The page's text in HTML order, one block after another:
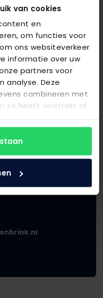
van cookies
en
om functies voor
ons websiteverkeer
informatie over uw
partners voor
analyse. Deze
combineren met
ze heeft verstrekt of
en daarom bieden wij
zijn aanpasbaar aan
moedigen we
en matrassen in
beste bij jou past.
staan achter de
Daarom bieden wij
gemoedsrust te